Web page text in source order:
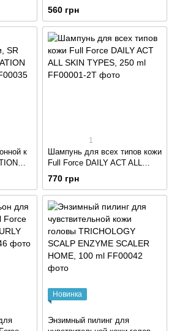
SATIN OIL GLOW UP HAIR, 30
560 грн
к
50
1
Шампунь для всех типов кожи
Full Force DAILY ACT ALL
SKIN TYPES, 250 ml
770 грн
Новинка
Энзимный пилинг для